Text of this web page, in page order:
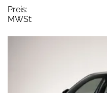
Preis:
MWSt: